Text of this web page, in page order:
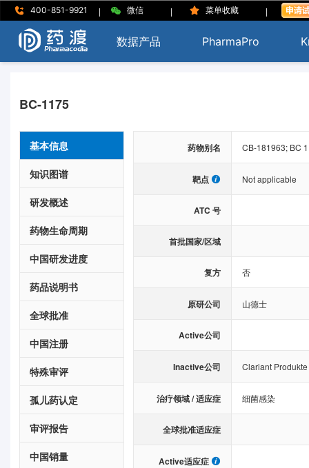
400-851-9921 | 微信 | 菜单收藏 |
数据产品 PharmaPro
BC-1175
基本信息
知识图谱
研发概述
药物生命周期
中国研发进度
药品说明书
全球批准
中国注册
特殊审评
孤儿药认定
审评报告
中国销量
药物别名 CB-181963; BC
靶点 Not applicable
ATC 号
首批国家/区域
复方 否
原研公司 山德士
Active公司
Inactive公司 Clariant
治疗领域 / 适应症 细菌感染
全球批准适应症
Active适应症